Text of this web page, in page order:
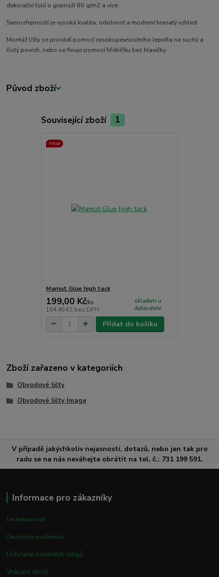
dekorační folií o gramáží 80 g/m2 a více.
Samozřejmostí je vysoká kvalita, odolnost a moderní hranatý vzhled.
Montáž lišty se provádí pomocí vysokopevnostního lepidla na suchý a
čistý povrch, nebo se fixuje pomocí hřebíčku bez hlavičky.
Původ zboží
Související zboží 1
Akce
Mamut Glue high tack
199,00 Kč/ks
164,46 Kč bez DPH
skladem u
dodavatele
Přidat do košíku
Zboží zařazeno v kategoriích
Obvodové lišty
Obvodové lišty Image
V případě jakýchkoliv nejasností, dotazů, nebo jen tak pro
radu se na nás neváhejte obrátit na tel. č.: 731 199 591.
Informace pro zákazníky
Jak nakupovat
Obchodní podmínky
Ochrana osobních údajů
Vrácení zboží